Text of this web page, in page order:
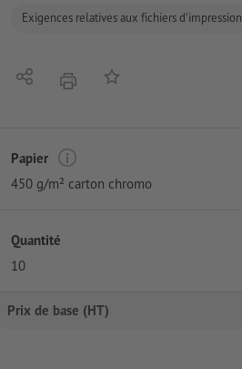
Exigences relatives aux fichiers d'impression
PartagerimprimerAjouter à liste d'article
Papier
450 g/m² carton chromo
Quantité
10
Prix de base (HT)